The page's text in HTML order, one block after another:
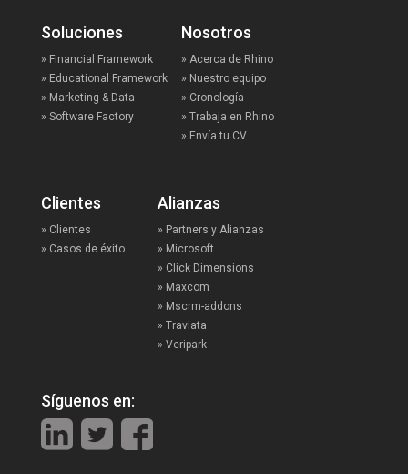
Soluciones
» Financial Framework
» Educational Framework
» Marketing & Data
» Software Factory
Nosotros
» Acerca de Rhino
» Nuestro equipo
» Cronología
» Trabaja en Rhino
» Envía tu CV
Clientes
» Clientes
» Casos de éxito
Alianzas
» Partners y Alianzas
» Microsoft
» Click Dimensions
» Maxcom
» Mscrm-addons
» Traviata
» Veripark
Síguenos en: